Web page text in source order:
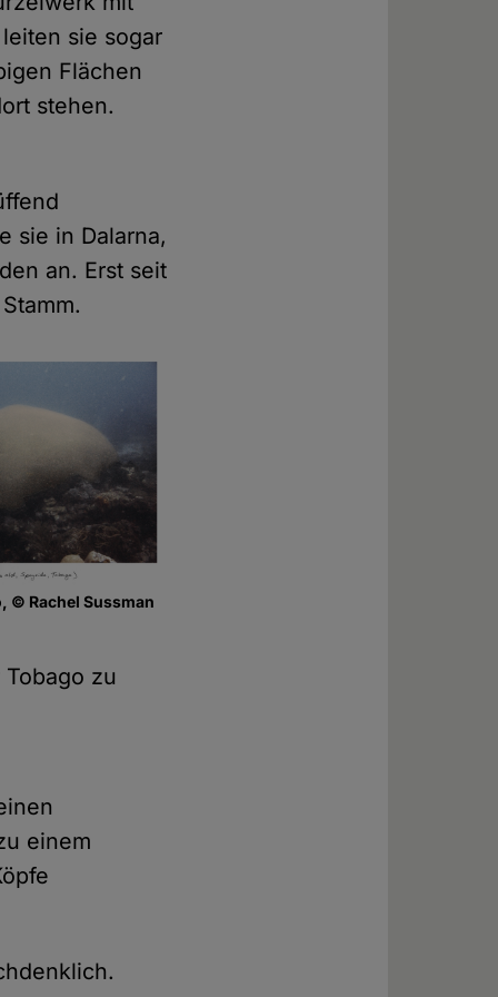
sie sogar
Flächen
stehen.
sie in Dalarna,
an. Erst seit
© Rachel Sussman
zu
einem